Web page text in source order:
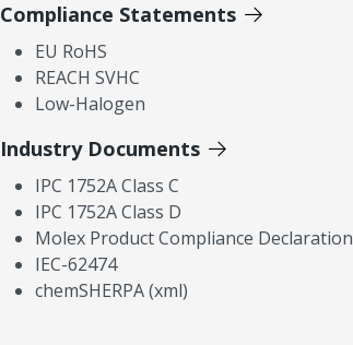
Compliance Statements
EU RoHS
REACH SVHC
Low-Halogen
Industry Documents
IPC 1752A Class C
IPC 1752A Class D
Molex Product Compliance Declaration
IEC-62474
chemSHERPA (xml)